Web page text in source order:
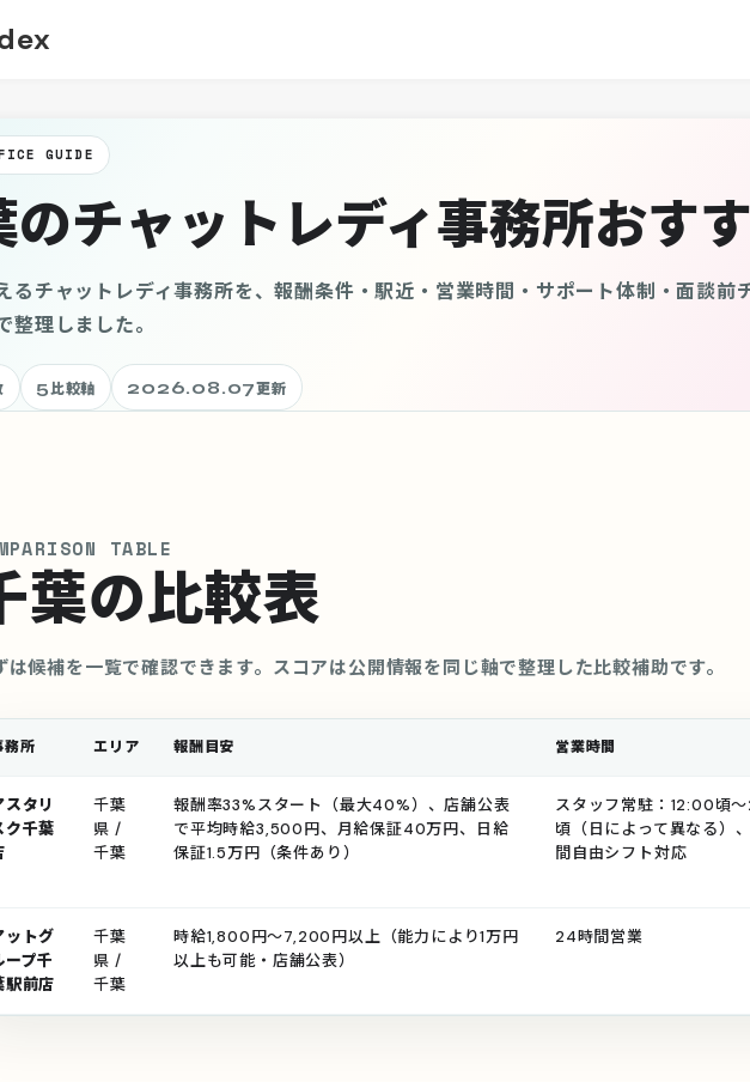
GUIDE
のチャットレディ事務所おす
るチャットレディ事務所を、報酬条件・駅近・営業時間・サポート体制・面談前
整理しました。
5比較軸 2026.08.07更新
TABLE
葉の比較表
は候補を一覧で確認できます。スコアは公開情報を同じ軸で整理した比較補助です。
務所 エリア 報酬目安 営業時間
スタリ
ク千葉
千葉
県 /
千葉
報酬率33%スタート（最大40%）、店舗公表
で平均時給3,500円、月給保証40万円、日給
保証1.5万円（条件あり）
スタッフ常駐：12:00頃
頃（日によって異なる）
間自由シフト対応
ットグ
ープ千
駅前店
千葉
県 /
千葉
時給1,800円〜7,200円以上（能力により1万円
以上も可能・店舗公表）
24時間営業